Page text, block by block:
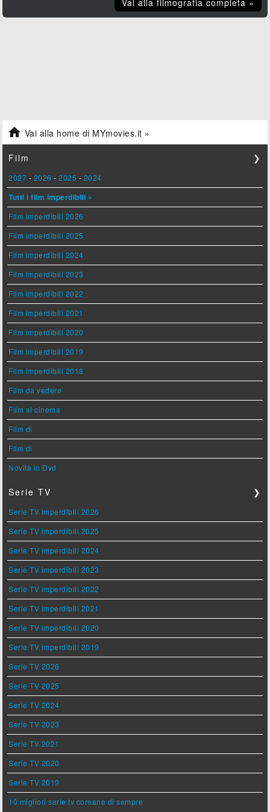
Vai alla filmografia completa »
 Vai alla home di MYmovies.it »
Film ❯
2027 - 2026 -2025 - 2024
Tutti i film imperdibili »
Film imperdibili 2026
Film imperdibili 2025
Film imperdibili 2024
Film imperdibili 2023
Film imperdibili 2022
Film imperdibili 2021
Film imperdibili 2020
Film imperdibili 2019
Film imperdibili 2018
Film da vedere
Film al cinema
Film di
Film di
Novità in Dvd
Serie TV ❯
Serie TV imperdibili 2026
Serie TV imperdibili 2025
Serie TV imperdibili 2024
Serie TV imperdibili 2023
Serie TV imperdibili 2022
Serie TV imperdibili 2021
Serie TV imperdibili 2020
Serie TV imperdibili 2019
Serie TV 2026
Serie TV 2025
Serie TV 2024
Serie TV 2023
Serie TV 2021
Serie TV 2020
Serie TV 2019
10 migliori serie tv coreane di sempre